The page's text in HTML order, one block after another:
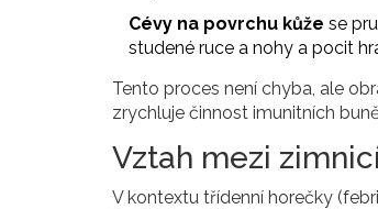
Cévy na povrchu kůže se
studené ruce a nohy a pocit
Tento proces není chyba, ale
zrychluje činnost imunitních
Vztah mezi
V kontextu třídenní horečky (